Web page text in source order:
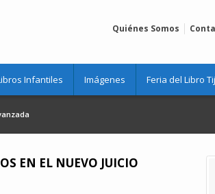
Quiénes Somos
Infantiles Imágenes Feria del Libro
EN EL NUEVO JUICIO